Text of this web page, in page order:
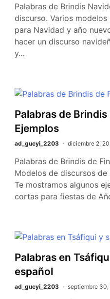
Palabras de Brindis
discurso. Varios
para Navidad y año
hacer un discurso
y…
Palabras de
Ejemplos
ad_gucyi_2203 diciembre 2,
Palabras de Brindis de
Modelos de discursos
Te mostramos algunos
cortas para fiestas de
Palabras en
español
ad_gucyi_2203 septiembre 30,